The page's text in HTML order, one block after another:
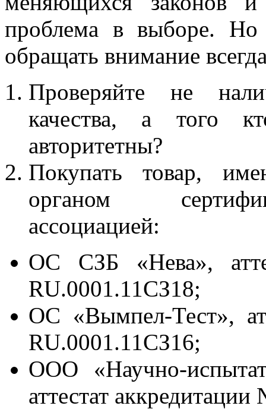
проблема в выборе. Но
обращать внимание
Проверяйте не
качества, а того
авторитетны?
Покупать товар,
органом
ассоциацией:
ОС СЗБ «Нева»,
RU.0001.11СЗ18;
ОС «Вымпел-Тест»,
RU.0001.11СЗ16;
ООО «Научно-
аттестат